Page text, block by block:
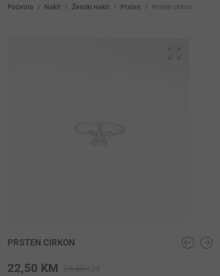
Početna / Nakit / Ženski nakit / Prsten / Prsten cirkon
PRSTEN CIRKON
25,00
22,50 KM